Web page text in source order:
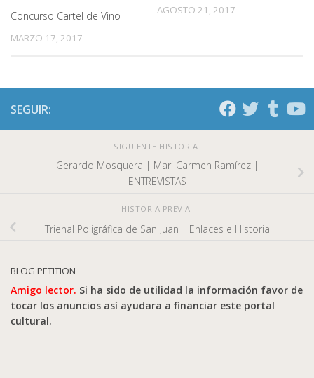
Concurso Cartel de Vino
MARZO 17, 2017
AGOSTO 21, 2017
SEGUIR:
SIGUIENTE HISTORIA
Gerardo Mosquera | Mari Carmen Ramírez |
ENTREVISTAS
HISTORIA PREVIA
Trienal Poligráfica de San Juan | Enlaces e Historia
BLOG PETITION
Amigo lector. Si ha sido de utilidad la información favor de
tocar los anuncios así ayudara a financiar este portal
cultural.